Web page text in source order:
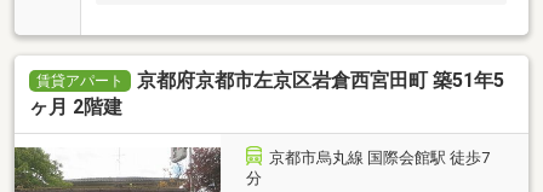
賃貸アパート
京都府京都市左京区岩倉西宮田町 築51年5
ヶ月 2階建
京都市烏丸線 国際会館駅 徒歩7
分